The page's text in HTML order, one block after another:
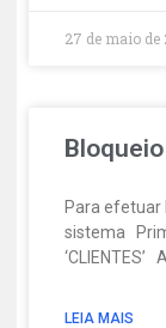
27 de maio de
Para efetuar
sistema
LEIA MAIS